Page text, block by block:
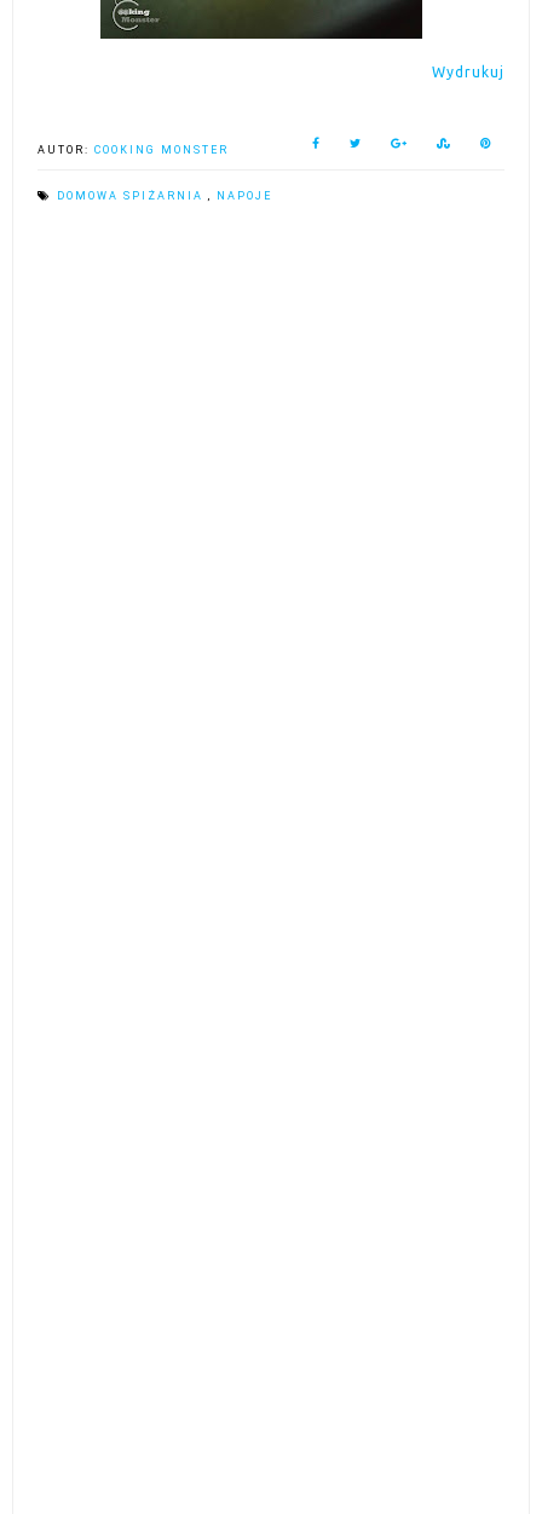
Wydrukuj
AUTOR: COOKING MONSTER
DOMOWA SPIŻARNIA NAPOJE